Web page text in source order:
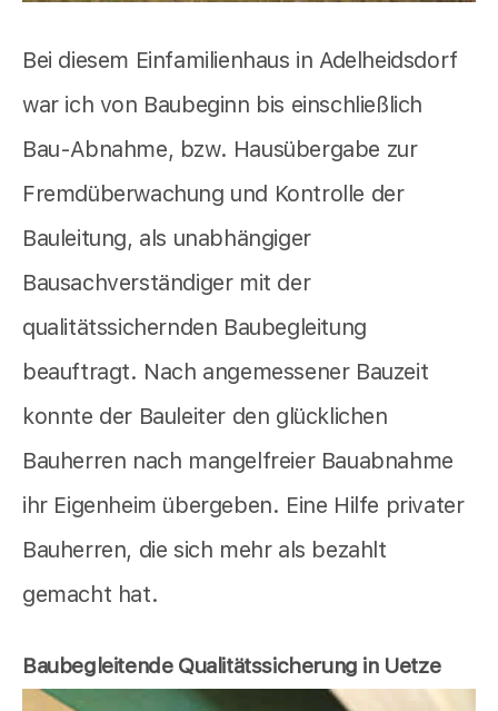
Bei diesem Einfamilienhaus in Adelheidsdorf
war ich von Baubeginn bis einschließlich
Bau-Abnahme, bzw. Hausübergabe zur
Fremdüberwachung und Kontrolle der
Bauleitung, als unabhängiger
Bausachverständiger mit der
qualitätssichernden Baubegleitung
beauftragt. Nach angemessener Bauzeit
konnte der Bauleiter den glücklichen
Bauherren nach mangelfreier Bauabnahme
ihr Eigenheim übergeben. Eine Hilfe privater
Bauherren, die sich mehr als bezahlt
gemacht hat.
Baubegleitende Qualitätssicherung in Uetze